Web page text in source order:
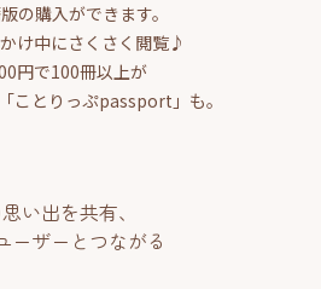
の購入ができます。
け中にさくさく閲覧♪
円で100冊以上が
ことりっぷpassport」も。
い出を共有、
ーザーとつながる